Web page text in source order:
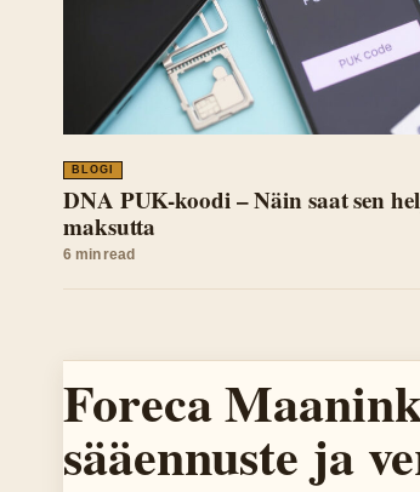
BLOGI
DNA PUK-koodi – Näin saat sen
maksutta
6 min read
Foreca
sääennuste ja